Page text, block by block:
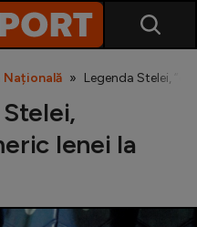
Națională Legenda Stelei,
Ienei la